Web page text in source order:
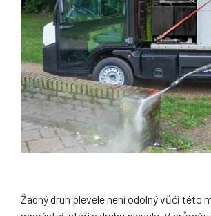
Žádný druh plevele není odolný vůči